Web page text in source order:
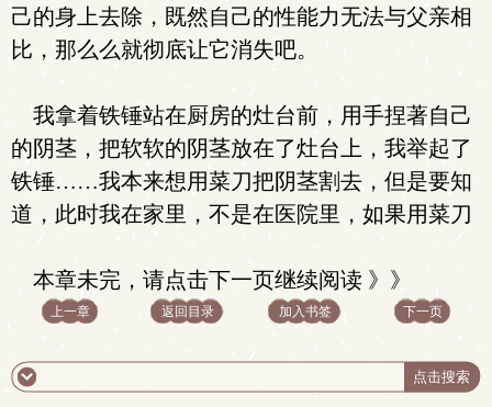
己的身上去除，既然自己的性能力无法与父亲相
比，那么么就彻底让它消失吧。
我拿着铁锤站在厨房的灶台前，用手捏著自己
的阴茎，把软软的阴茎放在了灶台上，我举起了
铁锤……我本来想用菜刀把阴茎割去，但是要知
道，此时我在家里，不是在医院里，如果用菜刀
本章未完，请点击下一页继续阅读 》》
上一章 返回目录 加入书签 下一页